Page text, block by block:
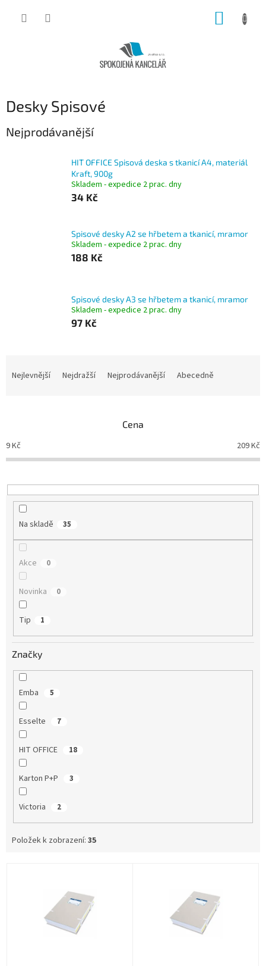
Desky Spisové
Nejprodávanější
HIT OFFICE Spisová deska s tkanicí A4, materiál
Kraft, 900g
Skladem - expedice 2 prac. dny
34 Kč
Spisové desky A2 se hřbetem a tkanicí, mramor
Skladem - expedice 2 prac. dny
188 Kč
Spisové desky A3 se hřbetem a tkanicí, mramor
Skladem - expedice 2 prac. dny
97 Kč
p
r
o
u
Nejlevnější Nejdražší Nejprodávanější Abecedně
Cena
9Kč 209Kč
Na skladě 35
Akce 0
Novinka 0
Tip 1
Značky
Emba 5
Esselte 7
HIT OFFICE 18
Karton P+P 3
Victoria 2
Položek k zobrazení: 35